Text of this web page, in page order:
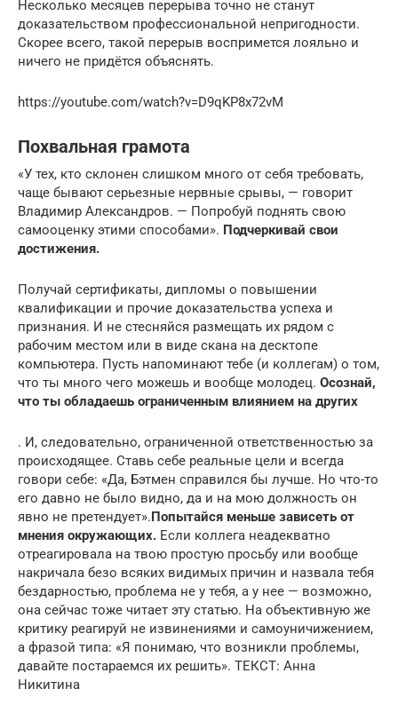
Несколько месяцев перерыва точно не станут
доказательством профессиональной непригодности.
Скорее всего, такой перерыв воспримется лояльно и
ничего не придётся объяснять.
https://youtube.com/watch?v=D9qKP8x72vM
Похвальная грамота
«У тех, кто склонен слишком много от себя требовать,
чаще бывают серьезные нервные срывы, — говорит
Владимир Александров. — Попробуй поднять свою
самооценку этими способами». Подчеркивай свои
достижения.
Получай сертификаты, дипломы о повышении
квалификации и прочие доказательства успеха и
признания. И не стесняйся размещать их рядом с
рабочим местом или в виде скана на десктопе
компьютера. Пусть напоминают тебе (и коллегам) о том,
что ты много чего можешь и вообще молодец. Осознай,
что ты обладаешь ограниченным влиянием на других
. И, следовательно, ограниченной ответственностью за
происходящее. Ставь себе реальные цели и всегда
говори себе: «Да, Бэтмен справился бы лучше. Но что-то
его давно не было видно, да и на мою должность он
явно не претендует».Попытайся меньше зависеть от
мнения окружающих. Если коллега неадекватно
отреагировала на твою простую просьбу или вообще
накричала безо всяких видимых причин и назвала тебя
бездарностью, проблема не у тебя, а у нее — возможно,
она сейчас тоже читает эту статью. На объективную же
критику реагируй не извинениями и самоуничижением,
а фразой типа: «Я понимаю, что возникли проблемы,
давайте постараемся их решить». ТЕКСТ: Анна
Никитина